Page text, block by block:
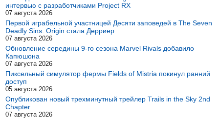
интервью с разработчиками Project RX
07 августа 2026
Первой играбельной участницей Десяти заповедей в The Seven
Deadly Sins: Origin стала Дерриер
07 августа 2026
Обновление середины 9-го сезона Marvel Rivals добавило
Капюшона
07 августа 2026
Пиксельный симулятор фермы Fields of Mistria покинул ранний
доступ
05 августа 2026
Опубликован новый трехминутный трейлер Trails in the Sky 2nd
Chapter
07 августа 2026